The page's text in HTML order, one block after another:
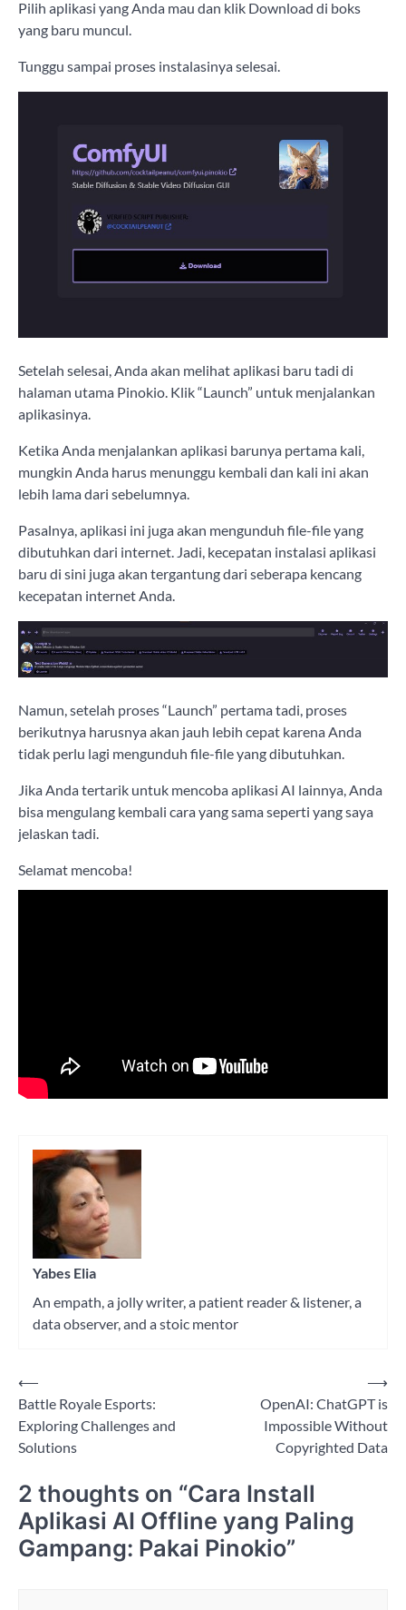
Pilih aplikasi yang Anda mau dan klik Download di boks
yang baru muncul.
Tunggu sampai proses instalasinya selesai.
Setelah selesai, Anda akan melihat aplikasi baru tadi di
halaman utama Pinokio. Klik “Launch” untuk menjalankan
aplikasinya.
Ketika Anda menjalankan aplikasi barunya pertama kali,
mungkin Anda harus menunggu kembali dan kali ini akan
lebih lama dari sebelumnya.
Pasalnya, aplikasi ini juga akan mengunduh file-file yang
dibutuhkan dari internet. Jadi, kecepatan instalasi aplikasi
baru di sini juga akan tergantung dari seberapa kencang
kecepatan internet Anda.
Namun, setelah proses “Launch” pertama tadi, proses
berikutnya harusnya akan jauh lebih cepat karena Anda
tidak perlu lagi mengunduh file-file yang dibutuhkan.
Jika Anda tertarik untuk mencoba aplikasi AI lainnya, Anda
bisa mengulang kembali cara yang sama seperti yang saya
jelaskan tadi.
Selamat mencoba!
Yabes Elia
An empath, a jolly writer, a patient reader & listener, a
data observer, and a stoic mentor
Post
navigation
⟵
Battle Royale Esports:
Exploring Challenges and
Solutions
OpenAI: ChatGPT is
Impossible Without
Copyrighted Data
⟶
2 thoughts on “Cara Install
Aplikasi AI Offline yang Paling
Gampang: Pakai Pinokio”